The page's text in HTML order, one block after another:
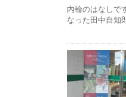
内輪のはなしで
なった田中自知